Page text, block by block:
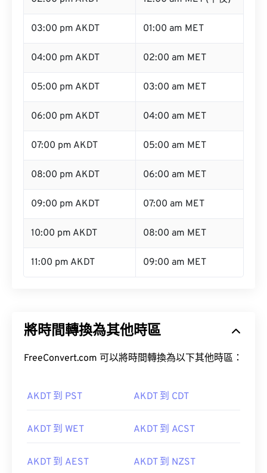
03:00 pm AKDT 01:00 am MET
04:00 pm AKDT 02:00 am MET
05:00 pm AKDT 03:00 am MET
06:00 pm AKDT 04:00 am MET
07:00 pm AKDT 05:00 am MET
08:00 pm AKDT 06:00 am MET
09:00 pm AKDT 07:00 am MET
10:00 pm AKDT 08:00 am MET
11:00 pm AKDT 09:00 am MET
將時間轉換為其他時區
FreeConvert.com 可以將時間轉換為以下其他時區：
AKDT 到 PST AKDT 到 CDT
AKDT 到 WET AKDT 到 ACST
AKDT 到 AEST AKDT 到 NZST